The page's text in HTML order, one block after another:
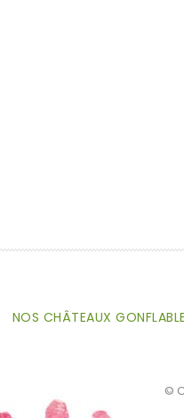
NOS CHÂTEAUX
©